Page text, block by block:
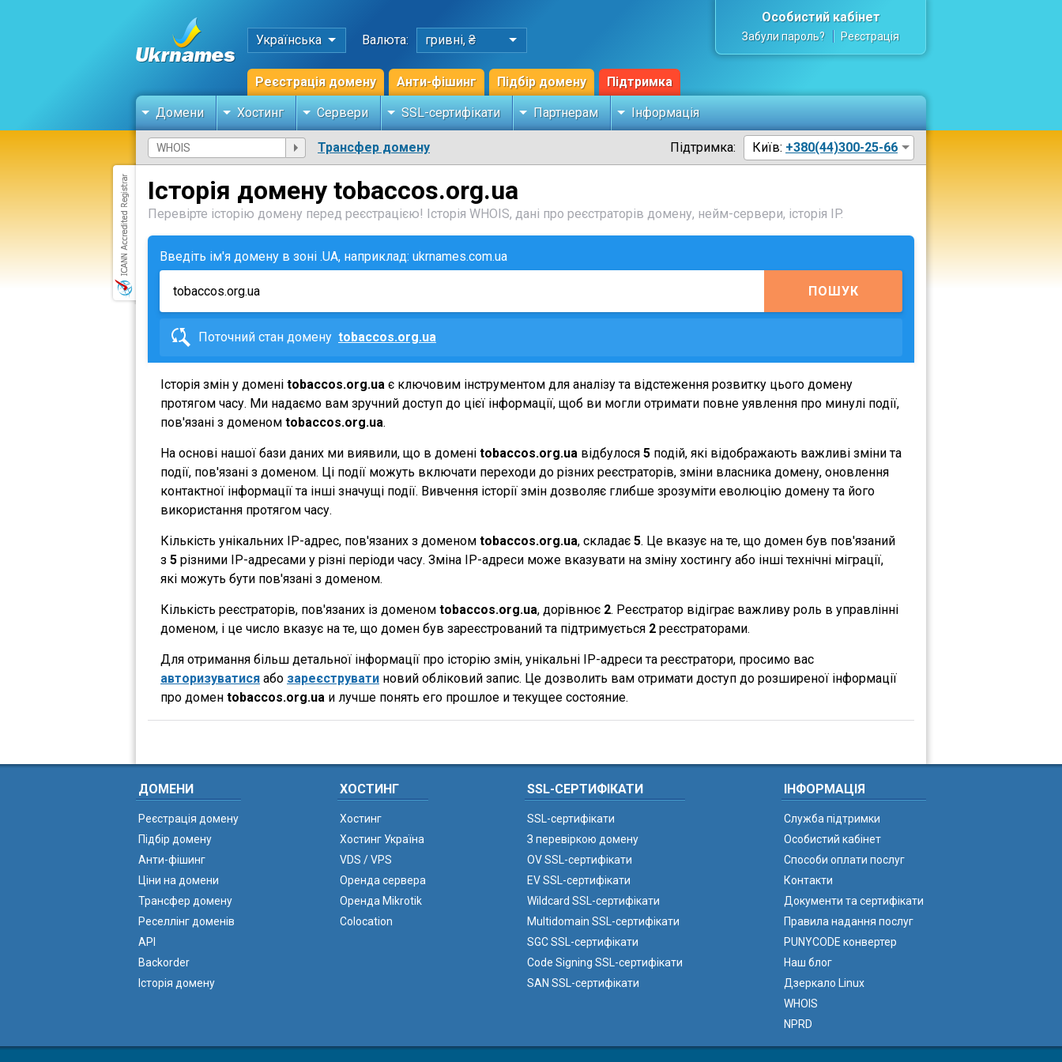
Українська Валюта: гривні, ₴
Реєстрація домену Анти-фішинг Підбір домену Підтримка
Особистий кабінет
Забули пароль? Реєстрація
Домени Хостинг Сервери SSL-сертифікати Партнерам Інформація
Трансфер домену Підтримка: Київ: +380(44)300-25-66
Історія домену tobaccos.org.ua
Перевірте історію домену перед реєстрацією! Історія WHOIS, дані про реєстраторів домену, нейм-сервери, історія IP.
Введіть ім'я домену в зоні .UA, наприклад: ukrnames.com.ua
ПОШУК
Поточний стан домену tobaccos.org.ua
Історія змін у домені tobaccos.org.ua є ключовим інструментом для аналізу та відстеження розвитку цього домену
протягом часу. Ми надаємо вам зручний доступ до цієї інформації, щоб ви могли отримати повне уявлення про минулі події,
пов'язані з доменом tobaccos.org.ua.
На основі нашої бази даних ми виявили, що в домені tobaccos.org.ua відбулося 5 подій, які відображають важливі зміни та
події, пов'язані з доменом. Ці події можуть включати переходи до різних реєстраторів, зміни власника домену, оновлення
контактної інформації та інші значущі події. Вивчення історії змін дозволяє глибше зрозуміти еволюцію домену та його
використання протягом часу.
Кількість унікальних IP-адрес, пов'язаних з доменом tobaccos.org.ua, складає 5. Це вказує на те, що домен був пов'язаний
з 5 різними IP-адресами у різні періоди часу. Зміна IP-адреси може вказувати на зміну хостингу або інші технічні міграції,
які можуть бути пов'язані з доменом.
Кількість реєстраторів, пов'язаних із доменом tobaccos.org.ua, дорівнює 2. Реєстратор відіграє важливу роль в управлінні
доменом, і це число вказує на те, що домен був зареєстрований та підтримується 2 реєстраторами.
Для отримання більш детальної інформації про історію змін, унікальні IP-адреси та реєстратори, просимо вас
авторизуватися або зареєструвати новий обліковий запис. Це дозволить вам отримати доступ до розширеної інформації
про домен tobaccos.org.ua и лучше понять его прошлое и текущее состояние.
ДОМЕНИ
Реєстрація домену
Підбір домену
Анти-фішинг
Ціни на домени
Трансфер домену
Реселлінг доменів
API
Backorder
Історія домену
ХОСТИНГ
Хостинг
Хостинг Україна
VDS / VPS
Оренда сервера
Оренда Mikrotik
Colocation
SSL-СЕРТИФІКАТИ
SSL-сертифікати
З перевіркою домену
OV SSL-сертифікати
EV SSL-сертифікати
Wildcard SSL-сертифікати
Multidomain SSL-сертифікати
SGC SSL-сертифікати
Code Signing SSL-сертифікати
SAN SSL-сертифікати
ІНФОРМАЦІЯ
Служба підтримки
Особистий кабінет
Способи оплати послуг
Контакти
Документи та сертифікати
Правила надання послуг
PUNYCODE конвертер
Наш блог
Дзеркало Linux
WHOIS
NPRD